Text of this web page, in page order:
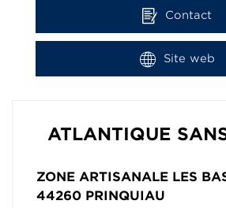
Contact
Site web
ATLANTIQUE
ZONE ARTISANALE LES
44260 PRINQUIAU